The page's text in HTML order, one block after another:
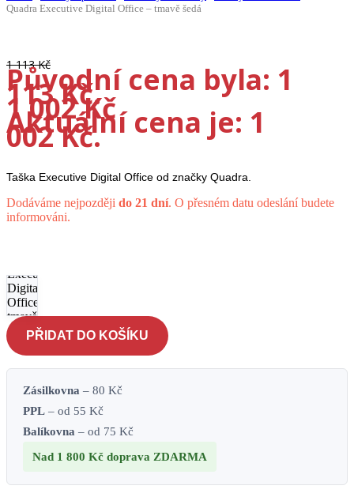
Quadra Executive Digital Office – tmavě šedá
1 113Kč
Původní cena byla: 1
113 Kč.
1 002Kč
Aktuální cena je: 1
002 Kč.
Taška Executive Digital Office od značky Quadra.
Dodáváme nejpozději do 21 dní. O přesném datu odeslání budete
informováni.
Executive
Digital
Office -
tmavě
šedá
množství
PŘIDAT DO KOŠÍKU
Zásilkovna – 80 Kč
PPL – od 55 Kč
Balíkovna – od 75 Kč
Nad 1 800 Kč doprava ZDARMA